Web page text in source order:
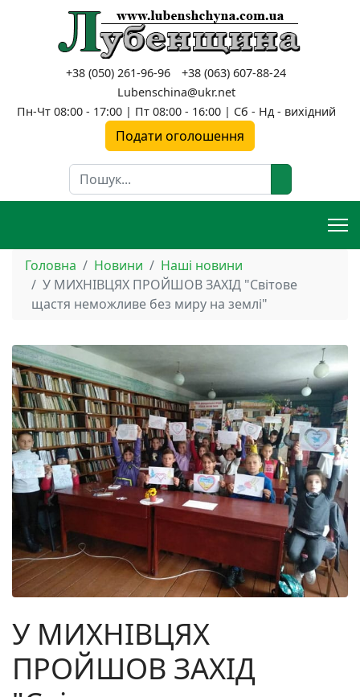
+38 (050) 261-96-96
+38 (063) 607-88-24
Lubenschina@ukr.net
Пн-Чт 08:00 - 17:00 | Пт 08:00 - 16:00 | Сб - Нд - вихідний
Подати оголошення
Пошук
Головна Новини
Наші новини
У МИХНІВЦЯХ ПРОЙШОВ ЗАХІД "Світове
щастя неможливе без миру на землі"
У МИХНІВЦЯХ
ПРОЙШОВ ЗАХІД